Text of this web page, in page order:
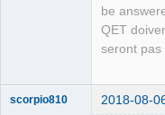
be
QET
seront pas
scorpio810 2018-08-